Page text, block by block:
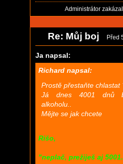
Administrátor
Re: Můj boj Před
Ja napsal:
Richard napsal:
Prostě přestaňte chlastat
Já dnes 4001 dnů
alkoholu..
Mějte se jak chcete
Rišo,
"neplač, prežiješ aj